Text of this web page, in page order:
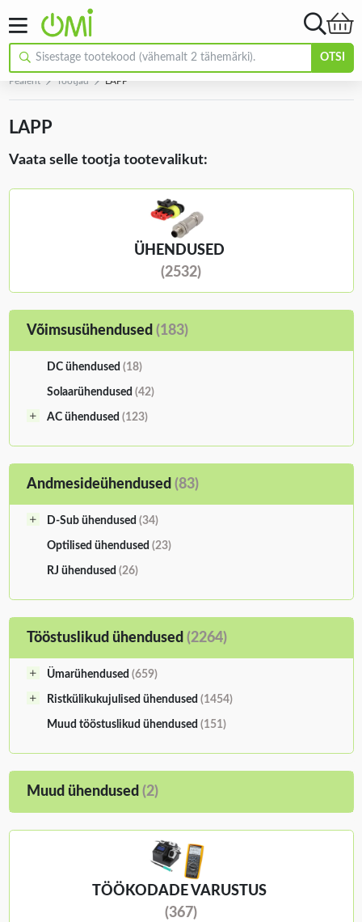
OTSI
Pealeht Tootjad LAPP
LAPP
Vaata selle tootja tootevalikut:
ÜHENDUSED
(2532)
Võimsusühendused (183)
DC ühendused (18)
Solaarühendused (42)
AC ühendused (123)
Andmesideühendused (83)
D-Sub ühendused (34)
Optilised ühendused (23)
RJ ühendused (26)
Tööstuslikud ühendused (2264)
Ümarühendused (659)
Ristkülikukujulised ühendused (1454)
Muud tööstuslikud ühendused (151)
Muud ühendused (2)
TÖÖKODADE VARUSTUS
(367)